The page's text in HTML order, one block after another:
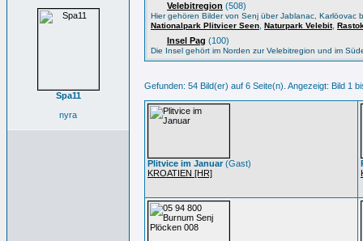
Spa11
nyra
Velebitregion (508)
Hier gehören Bilder von Senj über Jablanac, Karlöovac
Nationalpark Plitvicer Seen Naturpark Velebit,
Insel Pag (100)
Die Insel gehört im Norden zur Velebitregion und im
Gefunden: 54 Bild(er) auf 6 Seite(n). Angezeigt: Bild 1
Plitvice im Januar(Gast)
KROATIEN [HR]